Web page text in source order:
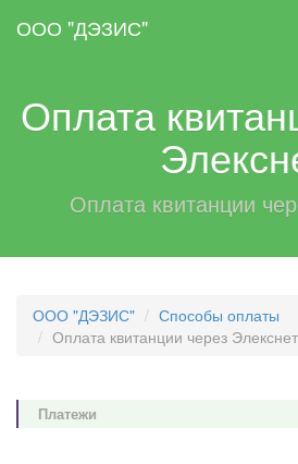
ООО "ДЭЗИС"
Оплата
Оплата квитанции
ООО "ДЭЗИС"
Способы оплаты
Оплата квитанции через Элекснет
Платежи